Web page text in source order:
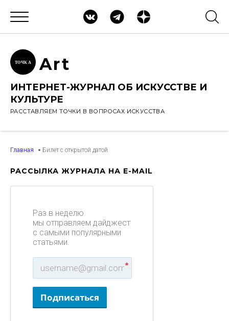
ТОЧК А Art
ИНТЕРНЕТ-ЖУРНАЛ ОБ ИСКУССТВЕ И
КУЛЬТУРЕ
РАССТАВЛЯЕМ ТОЧКИ В ВОПРОСАХ ИСКУССТВА
Главная Билет с открытой датой
РАССЫЛКА ЖУРНАЛА НА E-MAIL
Раз в неделю
мы отправляем дайджест
с самыми популярными
статьями.
*
Подписаться